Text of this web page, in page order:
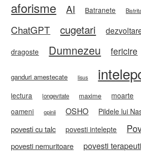
aforisme AI Batranete
ChatGPT cugetari
dragoste Dumnezeu fericire
ganduri amestecate Iisus
lectura longevitate maxime moarte
oameni opinii OSHO Pildele lui
povesti cu talc povesti intelepte
povesti nemuritoare povesti